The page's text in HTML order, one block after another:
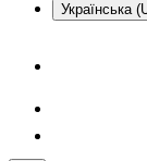
Українська